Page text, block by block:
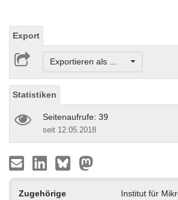
Export
Exportieren als ...
Statistiken
Seitenaufrufe: 39
seit 12.05.2018
Zugehörige
Institut für